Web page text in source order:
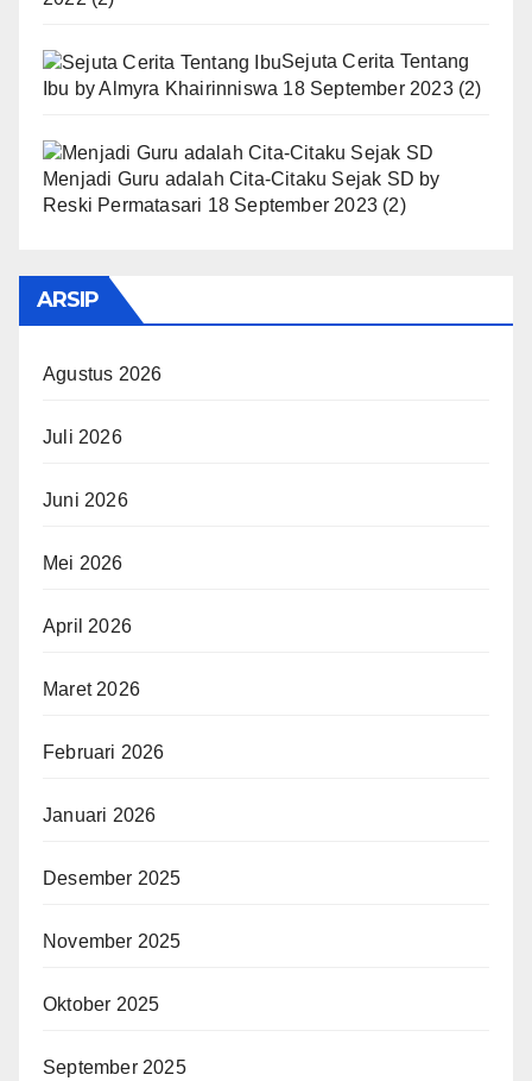
Sejuta Cerita Tentang
Ibu byAlmyra Khairinniswa 18 September 2023 (2)
Menjadi Guru adalah Cita-Citaku Sejak SD by
Reski Permatasari 18 September 2023 (2)
ARSIP
Agustus 2026
Juli 2026
Juni 2026
Mei 2026
April 2026
Maret 2026
Februari 2026
Januari 2026
Desember 2025
November 2025
Oktober 2025
September 2025